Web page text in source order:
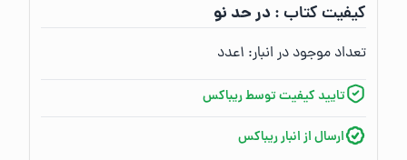
کیفیت کتاب :‌در حد نو
تعداد موجود در انبار:‌ ۱عدد
تایید کیفیت توسط ریباکس
ارسال از انبار ریباکس